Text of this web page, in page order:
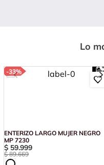
Lo
-33%
Vendido por: